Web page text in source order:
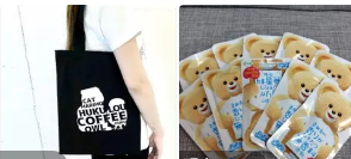
◆ブレスレット◆バン
グル◆
ールピルスナー